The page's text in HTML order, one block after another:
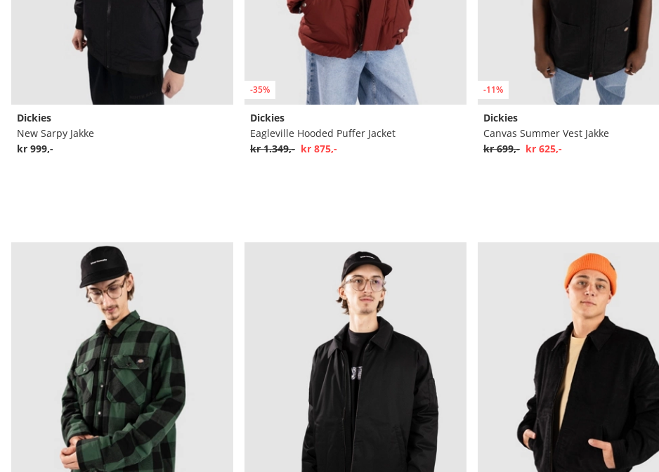
Dickies
New Sarpy Jakke
kr 999,-
-35%
Dickies
Eagleville Hooded Puffer Jacket
kr 1.349,- kr 875,-
-11%
Dickies
Canvas Summer Vest Jakke
kr 699,- kr 625,-